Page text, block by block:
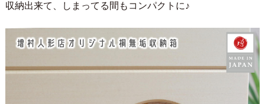
収納出来て、しまってる間もコンパクトに♪